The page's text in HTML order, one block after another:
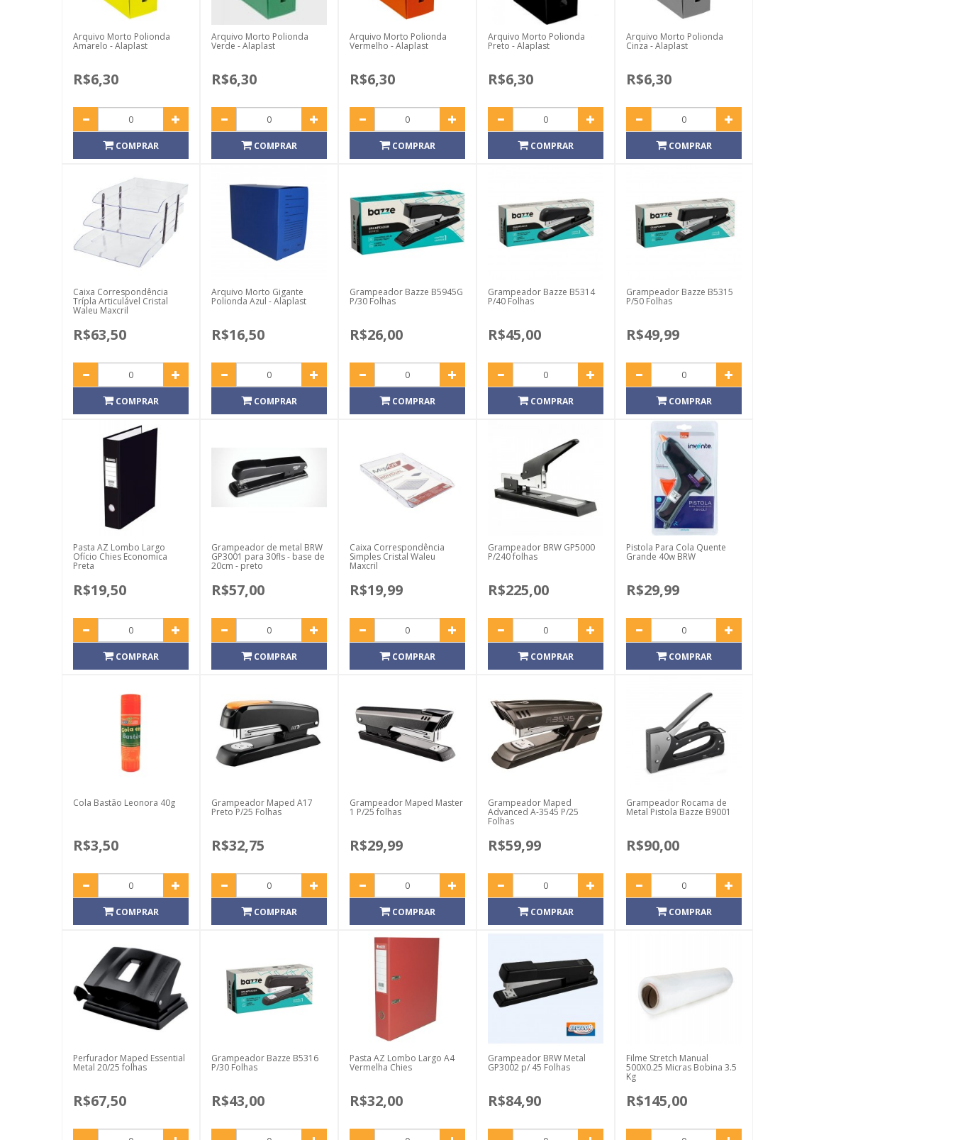
Arquivo Morto Polionda
Amarelo - Alaplast
R$6,30
COMPRAR
Arquivo Morto Polionda
Verde - Alaplast
R$6,30
COMPRAR
Arquivo Morto Polionda
Vermelho - Alaplast
R$6,30
COMPRAR
Arquivo Morto Polionda
Preto - Alaplast
R$6,30
COMPRAR
Arquivo Morto Polionda
Cinza - Alaplast
R$6,30
COMPRAR
Caixa Correspondência
Trípla Articulável Cristal
Waleu Maxcril
R$63,50
COMPRAR
Arquivo Morto Gigante
Polionda Azul - Alaplast
R$16,50
COMPRAR
Grampeador Bazze B5945G
P/30 Folhas
R$26,00
COMPRAR
Grampeador Bazze B5314
P/40 Folhas
R$45,00
COMPRAR
Grampeador Bazze B5315
P/50 Folhas
R$49,99
COMPRAR
Pasta AZ Lombo Largo
Ofício Chies Economica
Preta
R$19,50
COMPRAR
Grampeador de metal BRW
GP3001 para 30fls - base de
20cm - preto
R$57,00
COMPRAR
Caixa Correspondência
Simples Cristal Waleu
Maxcril
R$19,99
COMPRAR
Grampeador BRW GP5000
P/240 folhas
R$225,00
COMPRAR
Pistola Para Cola Quente
Grande 40w BRW
R$29,99
COMPRAR
Cola Bastão Leonora 40g
R$3,50
COMPRAR
Grampeador Maped A17
Preto P/25 Folhas
R$32,75
COMPRAR
Grampeador Maped Master
1 P/25 folhas
R$29,99
COMPRAR
Grampeador Maped
Advanced A-3545 P/25
Folhas
R$59,99
COMPRAR
Grampeador Rocama de
Metal Pistola Bazze B9001
R$90,00
COMPRAR
Perfurador Maped Essential
Metal 20/25 folhas
R$67,50
Grampeador Bazze B5316
P/30 Folhas
R$43,00
Pasta AZ Lombo Largo A4
Vermelha Chies
R$32,00
Grampeador BRW Metal
GP3002 p/ 45 Folhas
R$84,90
Filme Stretch Manual
500X0.25 Micras Bobina 3.5
Kg
R$145,00